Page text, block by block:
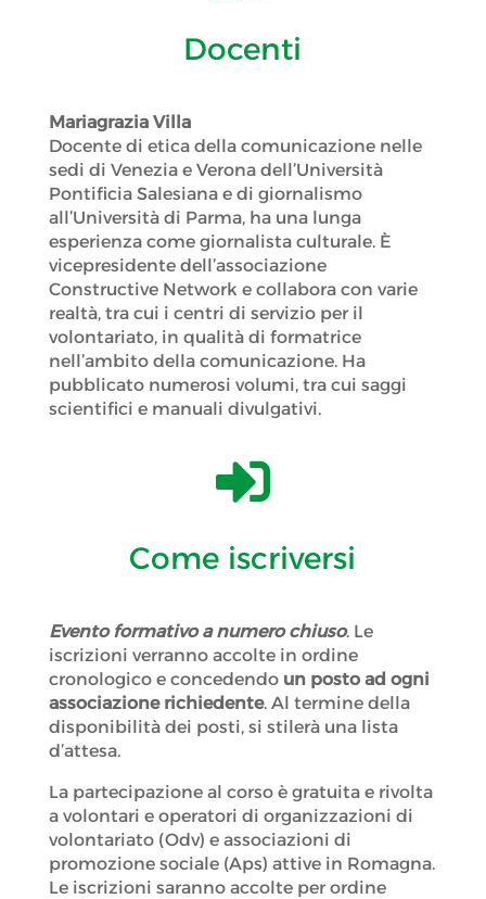
Docenti
Mariagrazia Villa
Docente di etica della comunicazione nelle
sedi di Venezia e Verona dell’Università
Pontificia Salesiana e di giornalismo
all’Università di Parma, ha una lunga
esperienza come giornalista culturale. È
vicepresidente dell’associazione
Constructive Network e collabora con varie
realtà, tra cui i centri di servizio per il
volontariato, in qualità di formatrice
nell’ambito della comunicazione. Ha
pubblicato numerosi volumi, tra cui saggi
scientifici e manuali divulgativi.

Come iscriversi
Evento formativo a numero chiuso. Le
iscrizioni verranno accolte in ordine
cronologico e concedendoun posto ad ogni
associazione richiedente. Al termine della
disponibilità dei posti, si stilerà una lista
d’attesa.
La partecipazione al corso è gratuita e rivolta
a volontari e operatori di organizzazioni di
volontariato (Odv) e associazioni di
promozione sociale (Aps) attive in Romagna.
Le iscrizioni saranno accolte per ordine